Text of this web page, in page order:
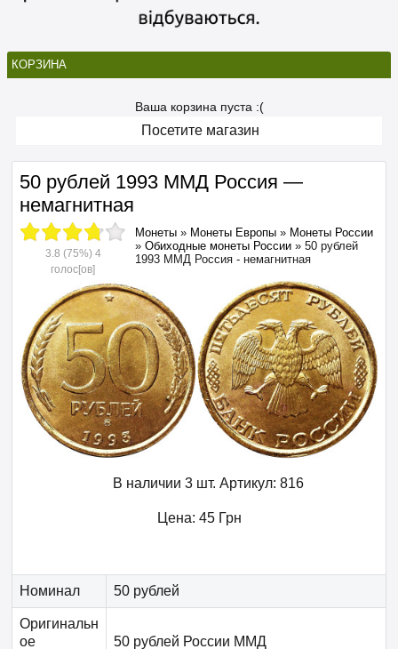
КОРЗИНА
Ваша корзина пуста :(
Посетите магазин
50 рублей 1993 ММД Россия —
немагнитная
3.8 (75%) 4
голос[ов]
Монеты » Монеты Европы » Монеты России
» Обиходные монеты России » 50 рублей
1993 ММД Россия - немагнитная
В наличии 3 шт. Артикул: 816
Цена: 45 Грн
Номинал 50 рублей
Оригинальн
ое
50 рублей России ММД